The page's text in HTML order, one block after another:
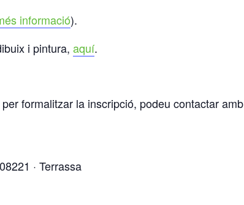
informació).
i pintura, aquí.
formalitzar la inscripció, podeu contactar amb
· Terrassa